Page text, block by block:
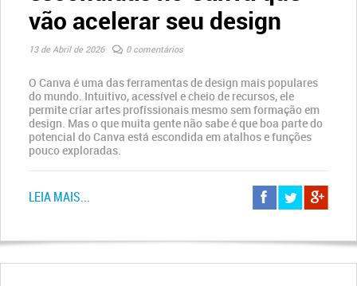
vão acelerar seu design
13 de Abril de 2026 0 comentários
O Canva é uma das ferramentas de design mais populares
do mundo. Intuitivo, acessível e cheio de recursos, ele
permite criar artes profissionais mesmo sem formação em
design. Mas o que muita gente não sabe é que boa parte do
potencial do Canva está escondida em atalhos e funções
pouco exploradas.
LEIA MAIS...